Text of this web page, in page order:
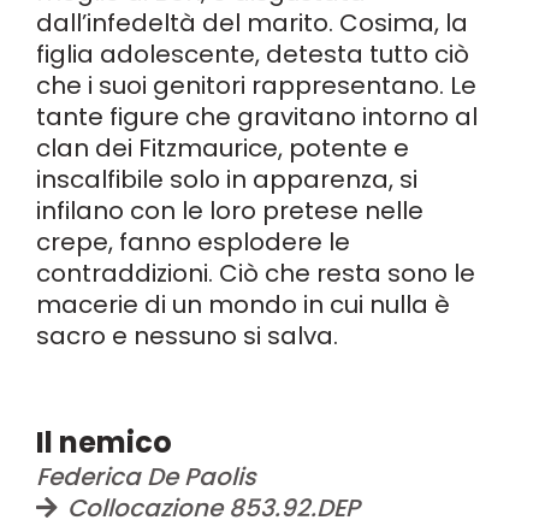
dall’infedeltà del marito. Cosima, la
figlia adolescente, detesta tutto ciò
che i suoi genitori rappresentano. Le
tante figure che gravitano intorno al
clan dei Fitzmaurice, potente e
inscalfibile solo in apparenza, si
infilano con le loro pretese nelle
crepe, fanno esplodere le
contraddizioni. Ciò che resta sono le
macerie di un mondo in cui nulla è
sacro e nessuno si salva.
Il nemico
Federica De Paolis
Collocazione 853.92.DEP